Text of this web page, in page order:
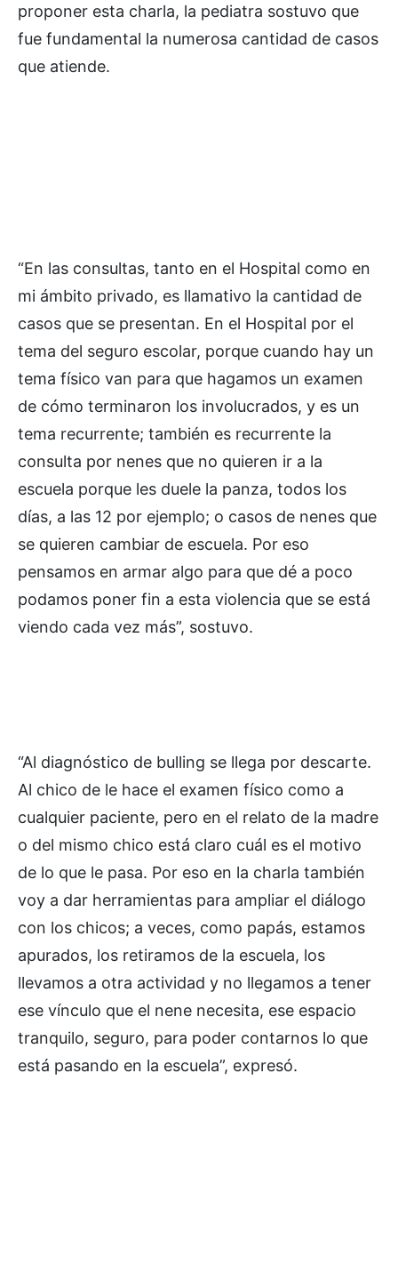
proponer esta charla, la pediatra sostuvo que
fue fundamental la numerosa cantidad de casos
que atiende.
“En las consultas, tanto en el Hospital como en
mi ámbito privado, es llamativo la cantidad de
casos que se presentan. En el Hospital por el
tema del seguro escolar, porque cuando hay un
tema físico van para que hagamos un examen
de cómo terminaron los involucrados, y es un
tema recurrente; también es recurrente la
consulta por nenes que no quieren ir a la
escuela porque les duele la panza, todos los
días, a las 12 por ejemplo; o casos de nenes que
se quieren cambiar de escuela. Por eso
pensamos en armar algo para que dé a poco
podamos poner fin a esta violencia que se está
viendo cada vez más”, sostuvo.
“Al diagnóstico de bulling se llega por descarte.
Al chico de le hace el examen físico como a
cualquier paciente, pero en el relato de la madre
o del mismo chico está claro cuál es el motivo
de lo que le pasa. Por eso en la charla también
voy a dar herramientas para ampliar el diálogo
con los chicos; a veces, como papás, estamos
apurados, los retiramos de la escuela, los
llevamos a otra actividad y no llegamos a tener
ese vínculo que el nene necesita, ese espacio
tranquilo, seguro, para poder contarnos lo que
está pasando en la escuela”, expresó.